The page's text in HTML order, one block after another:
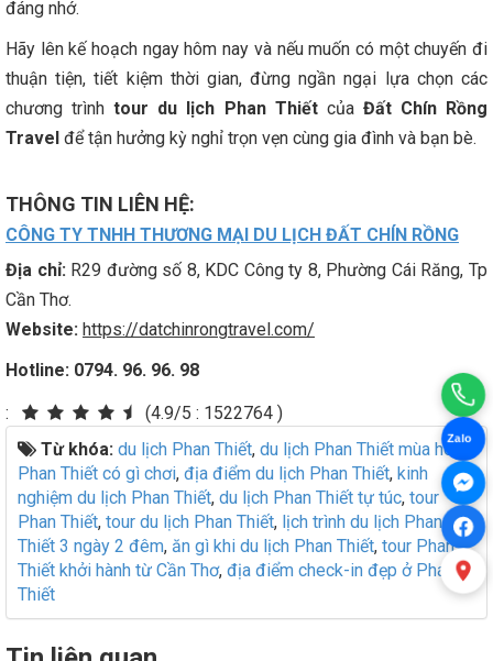
đáng nhớ.
Hãy lên kế hoạch ngay hôm nay và nếu muốn có một chuyến đi
thuận tiện, tiết kiệm thời gian, đừng ngần ngại lựa chọn các
chương trìnhtour du lịch Phan Thiếtcủa Đất Chín Rồng
Travel để tận hưởng kỳ nghỉ trọn vẹn cùng gia đình và bạn bè.
THÔNG TIN LIÊN HỆ:
CÔNG TY TNHH THƯƠNG MẠI DU LỊCH ĐẤT CHÍN RỒNG
Địa chỉ: R29 đường số 8, KDC Công ty 8, Phường Cái Răng, Tp
Cần Thơ.
Website: https://datchinrongtravel.com/
Hotline: 0794. 96. 96. 98
: (4.9/5 : 1522764 )
Từ khóa: du lịch Phan Thiết, du lịch Phan Thiết mùa hè,
Phan Thiết có gì chơi, địa điểm du lịch Phan Thiết, kinh
nghiệm du lịch Phan Thiết, du lịch Phan Thiết tự túc, tour
Phan Thiết, tour du lịch Phan Thiết, lịch trình du lịch Phan
Thiết 3 ngày 2 đêm, ăn gì khi du lịch Phan Thiết, tour Phan
Thiết khởi hành từ Cần Thơ, địa điểm check-in đẹp ở Phan
Thiết
Zalo